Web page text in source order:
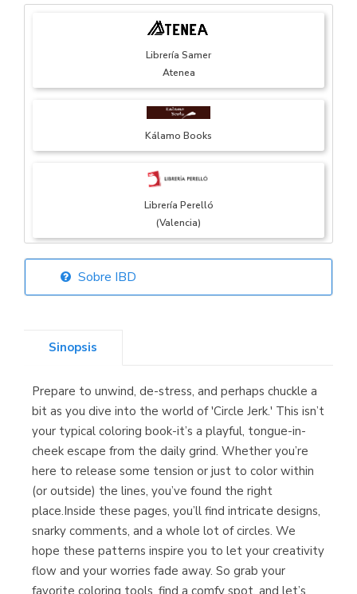
Librería Samer
Atenea
Kálamo Books
Librería Perelló
(Valencia)
Librería Elías
Librería Kolima
(Madrid)
Librería Proteo
(Málaga)
Sobre IBD
Sinopsis
Prepare to unwind, de-stress, and perhaps chuckle a
bit as you dive into the world of 'Circle Jerk.' This isn’t
your typical coloring book-it’s a playful, tongue-in-
cheek escape from the daily grind. Whether you’re
here to release some tension or just to color within
(or outside) the lines, you’ve found the right
place.Inside these pages, you’ll find intricate designs,
snarky comments, and a whole lot of circles. We
hope these patterns inspire you to let your creativity
flow and your worries fade away. So grab your
favorite coloring tools, find a comfy spot, and let’s